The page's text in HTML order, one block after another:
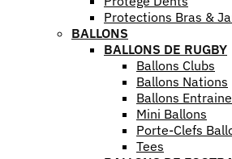
Protections Bras &
BALLONS
BALLONS DE RUGBY
Ballons Clubs
Ballons Nations
Ballons
Mini Ballons
Porte-Clefs
Tees